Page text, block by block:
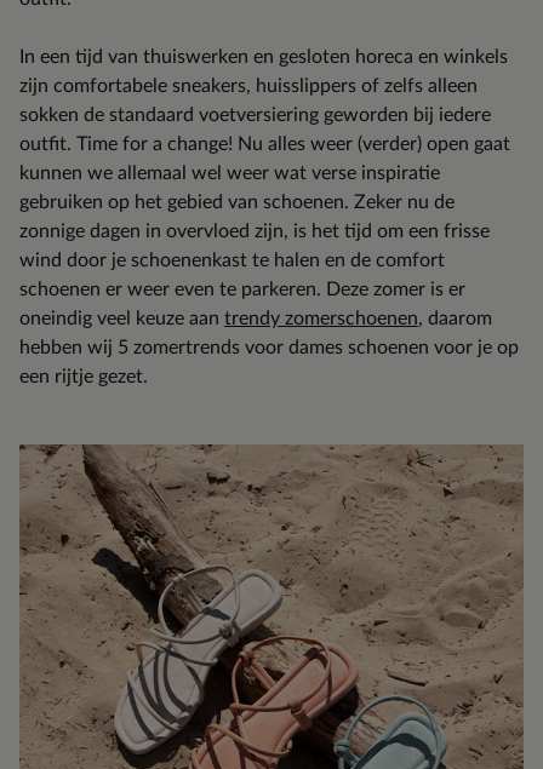
In een tijd van thuiswerken en gesloten horeca en winkels
zijn comfortabele sneakers, huisslippers of zelfs alleen
sokken de standaard voetversiering geworden bij iedere
outfit. Time for a change! Nu alles weer (verder) open gaat
kunnen we allemaal wel weer wat verse inspiratie
gebruiken op het gebied van schoenen. Zeker nu de
zonnige dagen in overvloed zijn, is het tijd om een frisse
wind door je schoenenkast te halen en de comfort
schoenen er weer even te parkeren. Deze zomer is er
oneindig veel keuze aan trendy zomerschoenen, daarom
hebben wij 5 zomertrends voor dames schoenen voor je op
een rijtje gezet.